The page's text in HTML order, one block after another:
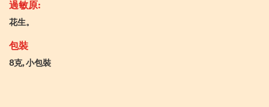
過敏原:
花生。
包裝
8克, 小包裝